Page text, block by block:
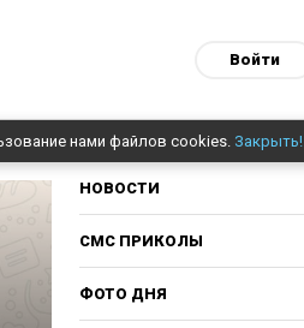
Войти
нами файлов cookies. Закрыть!
НОВОСТИ
СМС ПРИКОЛЫ
ФОТО ДНЯ